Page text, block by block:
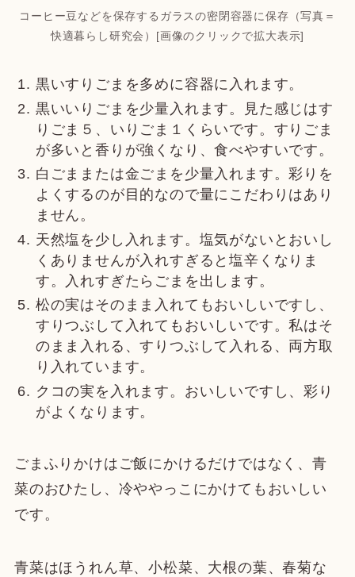
コーヒー豆などを保存するガラスの密閉容器に保存（写真＝
快適暮らし研究会）[画像のクリックで拡大表示]
黒いすりごまを多めに容器に入れます。
黒いいりごまを少量入れます。見た感じはす
りごま５、いりごま１くらいです。すりごま
が多いと香りが強くなり、食べやすいです。
白ごままたは金ごまを少量入れます。彩りを
よくするのが目的なので量にこだわりはあり
ません。
天然塩を少し入れます。塩気がないとおいし
くありませんが入れすぎると塩辛くなりま
す。入れすぎたらごまを出します。
松の実はそのまま入れてもおいしいですし、
すりつぶして入れてもおいしいです。私はそ
のまま入れる、すりつぶして入れる、両方取
り入れています。
クコの実を入れます。おいしいですし、彩り
がよくなります。
ごまふりかけはご飯にかけるだけではなく、青
菜のおひたし、冷ややっこにかけてもおいしい
です。
青菜はほうれん草、小松菜、大根の葉、春菊な